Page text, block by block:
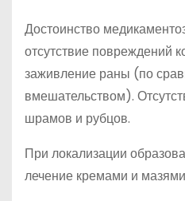
Достоинство
отсутствие повреждений
заживление раны (по
вмешательством).
шрамов и рубцов.
При локализации
лечение кремами и